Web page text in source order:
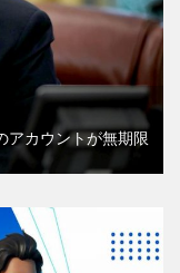
アカウントが無期限